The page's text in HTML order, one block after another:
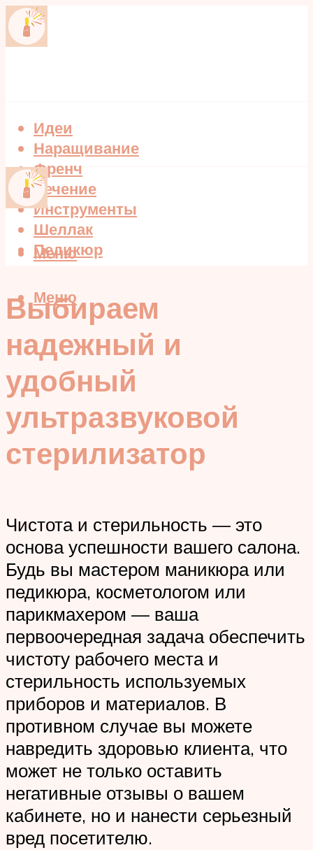
Идеи
Наращивание
Френч
Лечение
Инструменты
Шеллак
Педикюр
Меню
Меню
Выбираем
надежный и
удобный
ультразвуковой
стерилизатор
Чистота и стерильность — это
основа успешности вашего салона.
Будь вы мастером маникюра или
педикюра, косметологом или
парикмахером — ваша
первоочередная задача обеспечить
чистоту рабочего места и
стерильность используемых
приборов и материалов. В
противном случае вы можете
навредить здоровью клиента, что
может не только оставить
негативные отзывы о вашем
кабинете, но и нанести серьезный
вред посетителю.